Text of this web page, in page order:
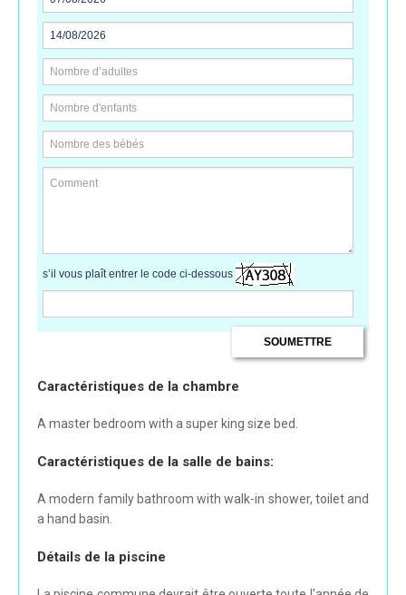
s’il vous plaît entrer le code ci-dessous
Caractéristiques de la chambre
A master bedroom with a super king size bed.
Caractéristiques de la salle de bains:
A modern family bathroom with walk-in shower, toilet and
a hand basin.
Détails de la piscine